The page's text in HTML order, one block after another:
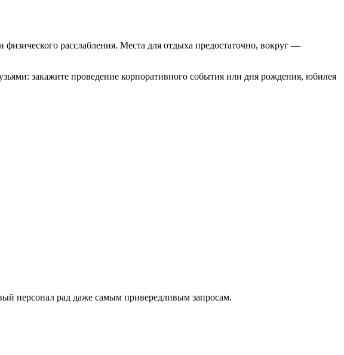
расслабления. Места для отдыха предостаточно, вокруг —
закажите проведение корпоративного события или дня рождения, юбилея
персонал рад даже самым привередливым запросам.